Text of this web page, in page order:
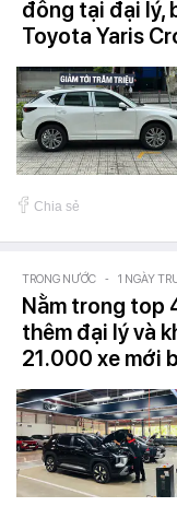
đồng tại đại lý,
Toyota Yaris
Chia sẻ
TRONG NƯỚC - 1 NGÀY
Nằm trong top
thêm đại lý và
21.000 xe mới